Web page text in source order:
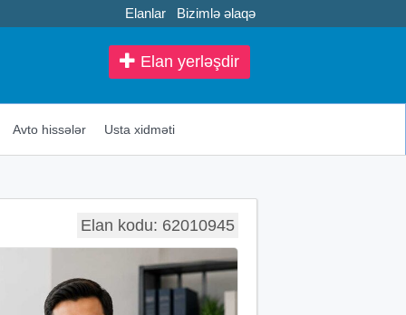
Elanlar Bizimlə əlaqə
Elan yerləşdir
Avto hissələr Usta xidməti
Elan kodu: 62010945